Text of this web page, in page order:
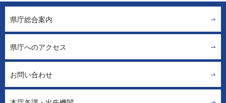
県庁総合案内
県庁へのアクセス
お問い合わせ